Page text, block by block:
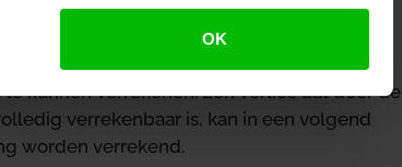
OK
vermeerderd met 50% van de resterende
van € 1 miljoen. Het komt erop neer dat
verrekenbaar zijn, mits er voldoende
kunnen verrekenen. Een verlies dat door de
verrekenbaar is, kan in een volgend
worden verrekend.